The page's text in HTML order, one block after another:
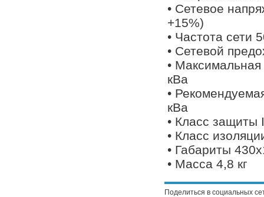
• Сетевое
+15%)
• Частота сети
• Сетевой
•
кВа
•
кВа
• Класс защиты
• Класс
• Габариты
• Масса 4,8 кг
Поделиться в социальных